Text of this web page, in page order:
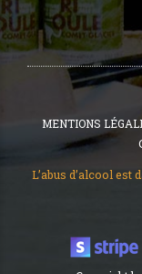
MENTIONS
L’abus d’alcool